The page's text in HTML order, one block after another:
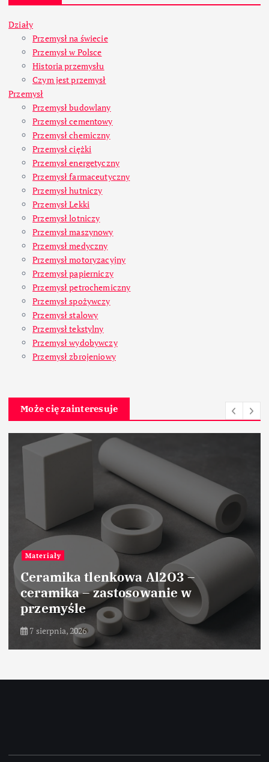
Działy
Przemysł na świecie
Przemysł w Polsce
Historia przemysłu
Czym jest przemysł
Przemysł
Przemysł budowlany
Przemysł cementowy
Przemysł chemiczny
Przemysł ciężki
Przemysł energetyczny
Przemysł farmaceutyczny
Przemysł hutniczy
Przemysł Lekki
Przemysł lotniczy
Przemysł maszynowy
Przemysł medyczny
Przemysł motoryzacyjny
Przemysł papierniczy
Przemysł petrochemiczny
Przemysł spożywczy
Przemysł stalowy
Przemysł tekstylny
Przemysł wydobywczy
Przemysł zbrojeniowy
Może cię zainteresuje
Materiały
Ceramika tlenkowa Al2O3 –
ceramika – zastosowanie w
przemyśle
7 sierpnia, 2026